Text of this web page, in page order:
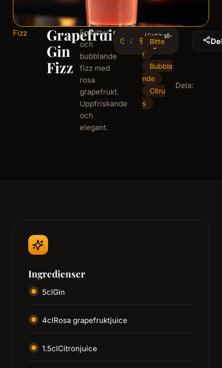
Fizz
Grapefruit
Gin
Fizz
En bitter
och
bubblande
fizz med
rosa
grapefrukt.
Uppfriskande
och
elegant.
4
minminutes
1
serving
Highball-
glas
Bitte
r
Bubbla
nde
Citru
s
Dela:
Ingredienser
5clGin
4clRosa grapefruktjuice
1.5clCitronjuice